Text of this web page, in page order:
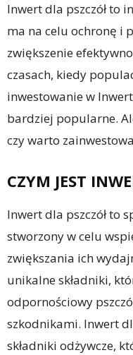
Inwert dla pszczół to
ma na celu ochronę i
zwiększenie
czasach, kiedy
inwestowanie w
bardziej popularne.
czy warto
CZYM JEST
Inwert dla pszczół to
stworzony w celu
zwiększania ich
unikalne składniki,
odpornościowy
szkodnikami. Inwert
składniki odżywcze,